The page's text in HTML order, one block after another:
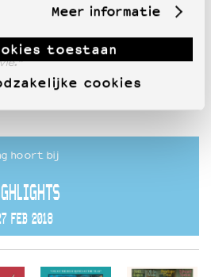
Meer informatie
toestaan
cookies
hoort bij
FEB 2018